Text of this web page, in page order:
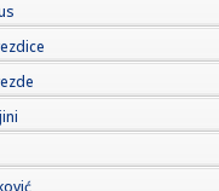
bez struje, presječen
Barselone: Šengelija plaća
хобија” који умирују ...